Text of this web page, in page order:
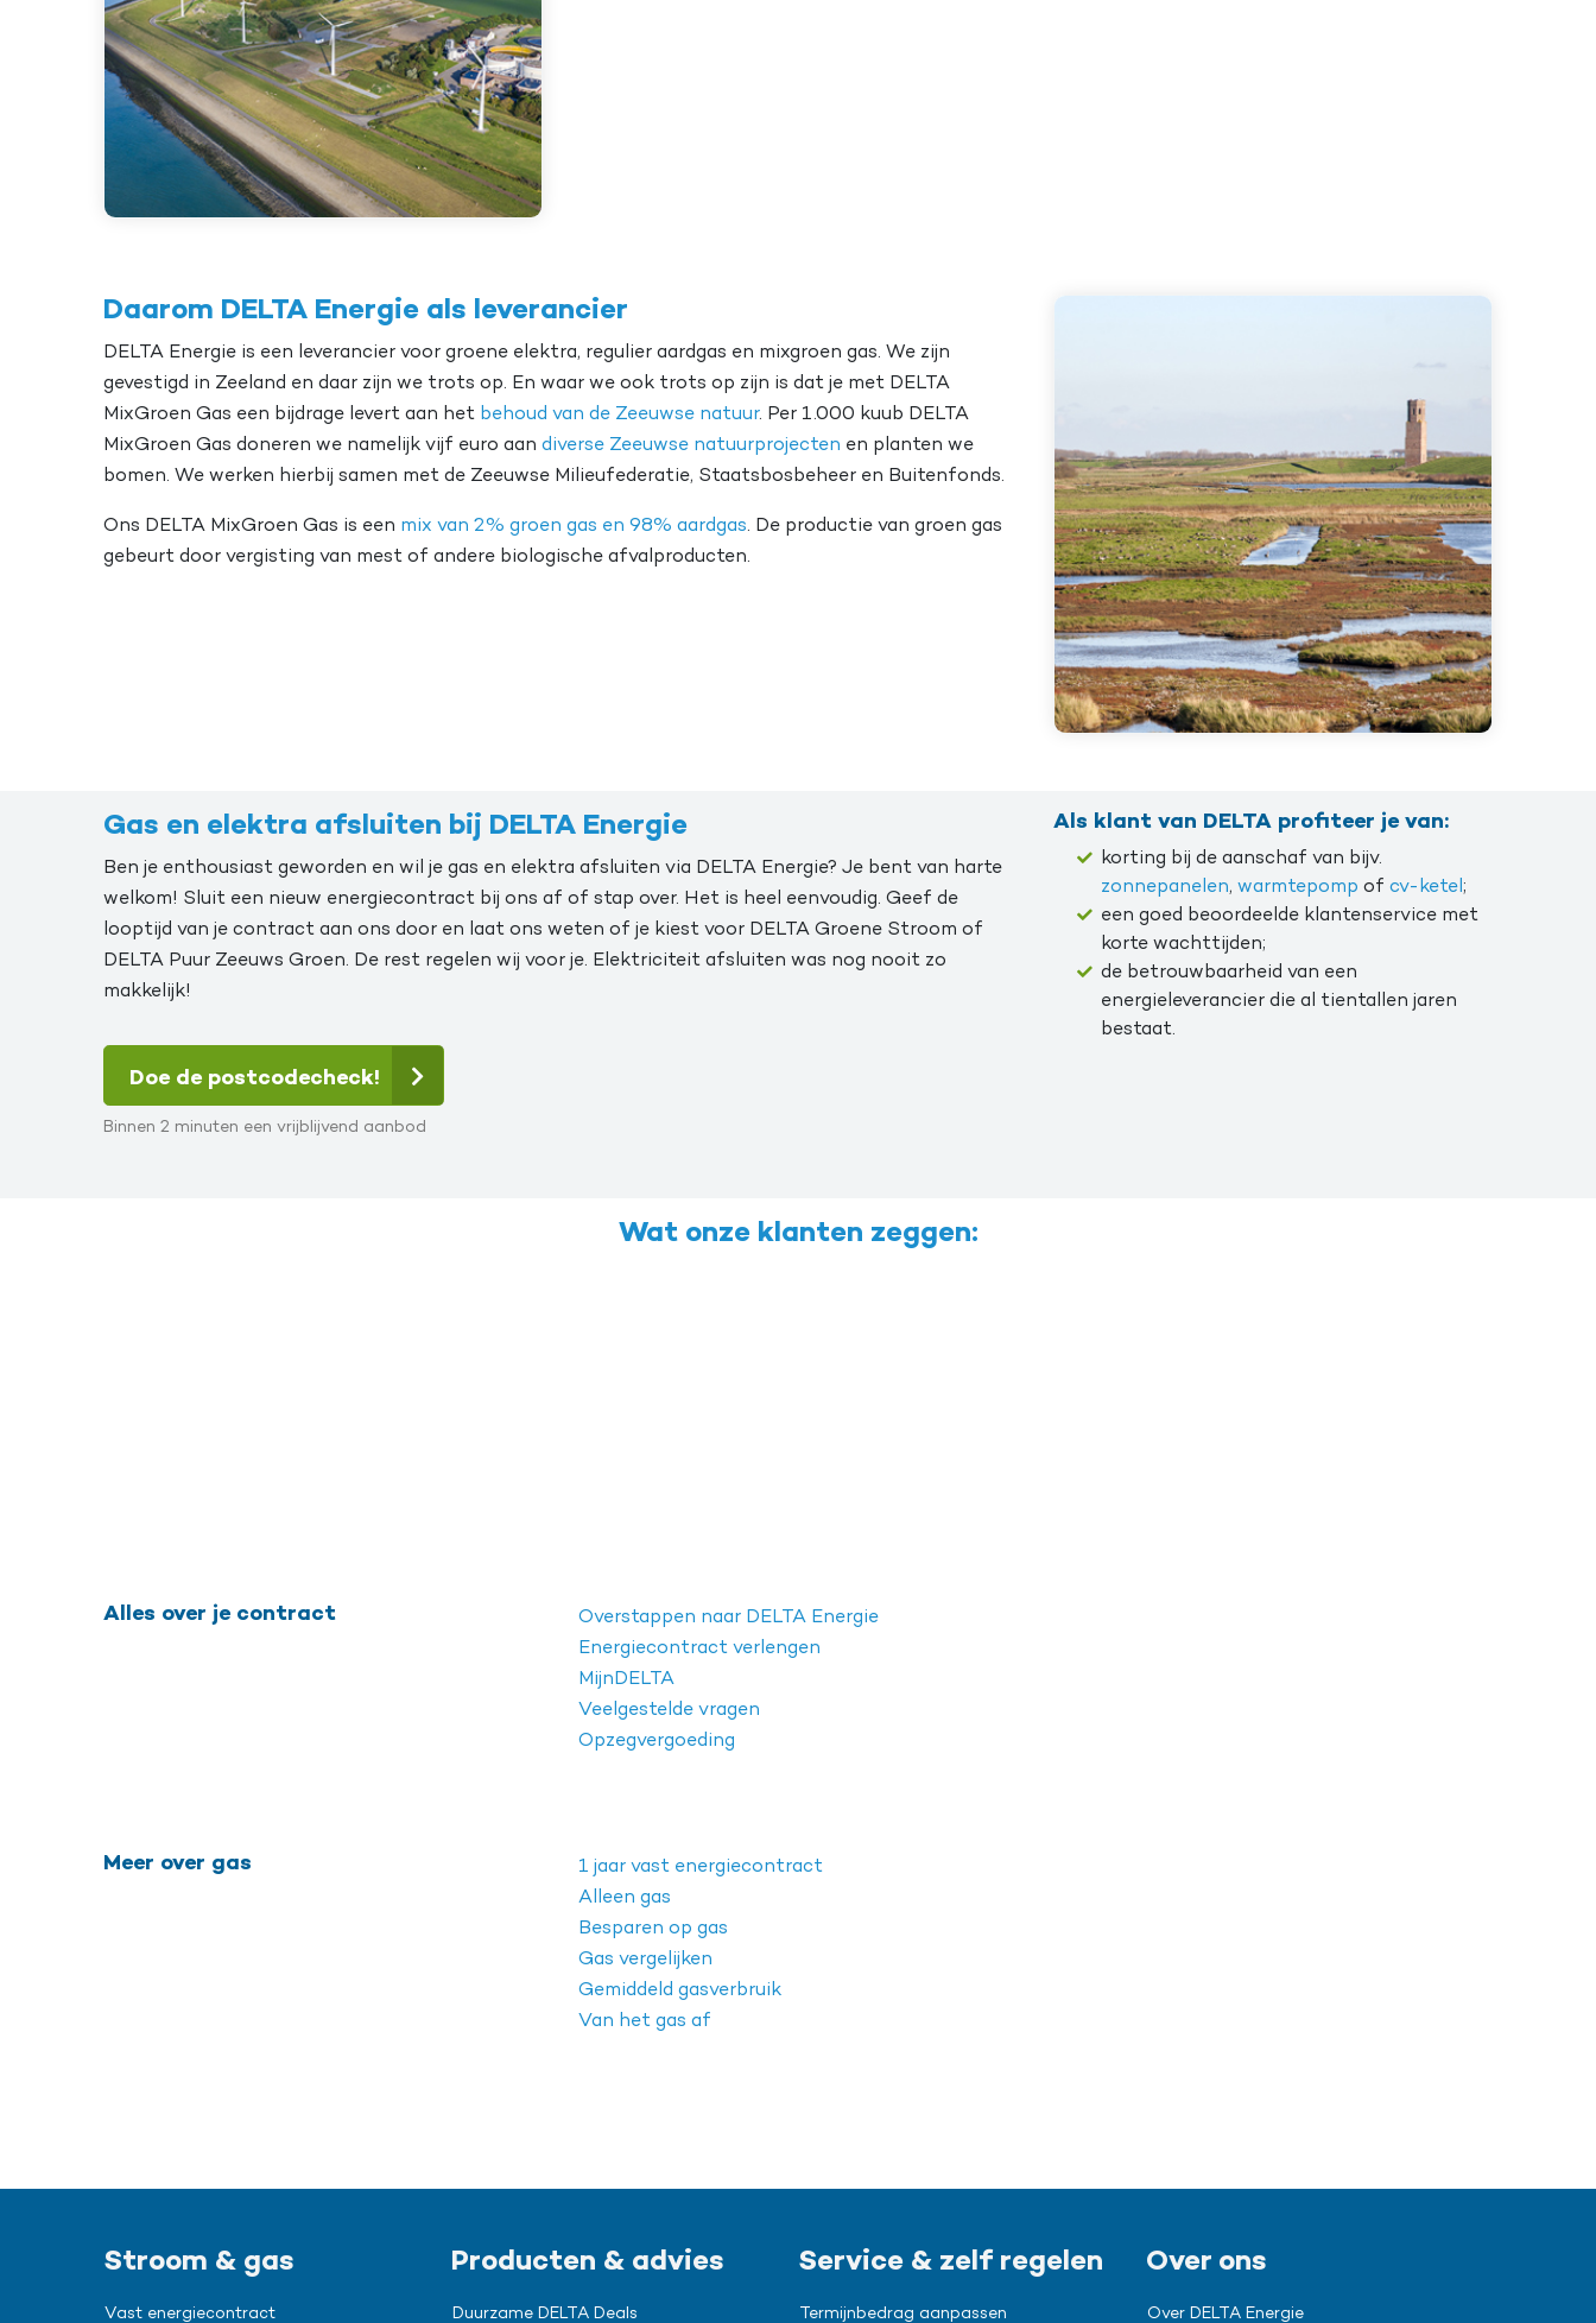
Daarom DELTA Energie als leverancier
DELTA Energie is een leverancier voor groene elektra, regulier aardgas en mixgroen gas. We zijn
gevestigd in Zeeland en daar zijn we trots op. En waar we ook trots op zijn is dat je met DELTA
MixGroen Gas een bijdrage levert aan het behoud van de Zeeuwse natuur. Per 1.000 kuub DELTA
MixGroen Gas doneren we namelijk vijf euro aan diverse Zeeuwse natuurprojecten en planten we
bomen. We werken hierbij samen met de Zeeuwse Milieufederatie, Staatsbosbeheer en Buitenfonds.
Ons DELTA MixGroen Gas is een mix van 2% groen gas en 98% aardgas. De productie van groen gas
gebeurt door vergisting van mest of andere biologische afvalproducten.
Gas en elektra afsluiten bij DELTA Energie
Ben je enthousiast geworden en wil je gas en elektra afsluiten via DELTA Energie? Je bent van harte
welkom! Sluit een nieuw energiecontract bij ons af of stap over. Het is heel eenvoudig. Geef de
looptijd van je contract aan ons door en laat ons weten of je kiest voor DELTA Groene Stroom of
DELTA Puur Zeeuws Groen. De rest regelen wij voor je. Elektriciteit afsluiten was nog nooit zo
makkelijk!
Doe de postcodecheck!
Binnen 2 minuten een vrijblijvend aanbod
Als klant van DELTA profiteer je van:
korting bij de aanschaf van bijv.
zonnepanelen, warmtepomp of cv-ketel ;
een goed beoordeelde klantenservice met
korte wachttijden;
de betrouwbaarheid van een
energieleverancier die al tientallen jaren
bestaat.
Wat onze klanten zeggen:
Alles over je contract
Overstappen naar DELTA Energie
Energiecontract verlengen
MijnDELTA
Veelgestelde vragen
Opzegvergoeding
Meer over gas
1 jaar vast energiecontract
Alleen gas
Besparen op gas
Gas vergelijken
Gemiddeld gasverbruik
Van het gas af
Stroom & gas
Vast energiecontract
Producten & advies
Duurzame DELTA Deals
Service & zelf regelen
Termijnbedrag aanpassen
Over ons
Over DELTA Energie